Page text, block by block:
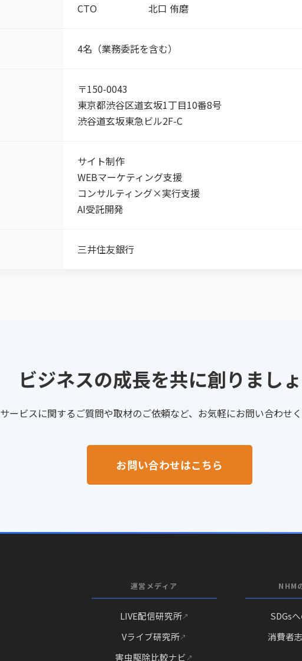
CTO
北口 侑磨
4名（業務委託を含む）
〒150-0043
東京都渋谷区道玄坂1丁目10番8号
渋谷道玄坂東急ビル2F-C
サイト制作
WEBマーケティング支援
コンサルティング×実行支援
AI受託開発
三井住友銀行
ビジネスの成長を共に創りまし
サービスに関するご質問や取材のご依頼など、お気軽にお問い合わせ
お問い合わせはこちら
運営メディア
LIVE配信研究所
Vライブ研究所
害虫駆除比較ナビ
NHM
SDGs
消費者